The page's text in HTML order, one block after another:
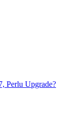
Perlu Upgrade?